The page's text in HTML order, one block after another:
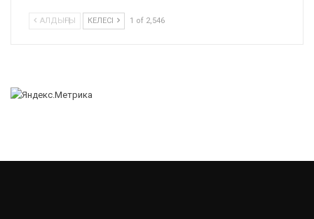
АЛДЫҢҒЫ КЕЛЕСІ 1 of 2,546